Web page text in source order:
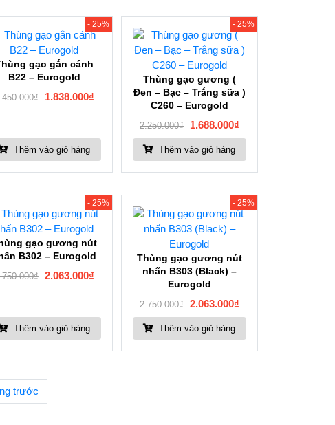
- 25%
gạo gắn cánh
B22 – Eurogold
₫ 1.838.000₫
Thêm vào giỏ hàng
- 25%
Thùng gạo gương (
Đen – Bạc – Trắng sữa )
C260 – Eurogold
2.250.000₫ 1.688.000₫
Thêm vào giỏ hàng
- 25%
gạo gương nút
B302 – Eurogold
₫ 2.063.000₫
Thêm vào giỏ hàng
- 25%
Thùng gạo gương nút
nhấn B303 (Black) –
Eurogold
2.750.000₫ 2.063.000₫
Thêm vào giỏ hàng
trước